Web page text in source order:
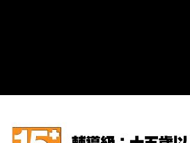
每筆NT$60，滿NT$1,290(含以上)免運費
每筆NT$75，滿NT$2,500(含以上)免運費